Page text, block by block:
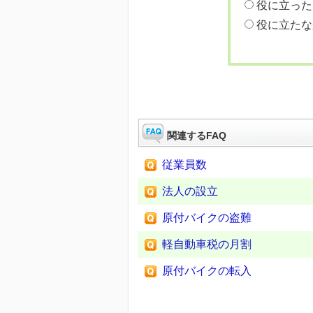
役に立った
役に立た
関連するFAQ
従業員数
法人の設立
原付バイクの盗難
軽自動車税の月割
原付バイクの転入